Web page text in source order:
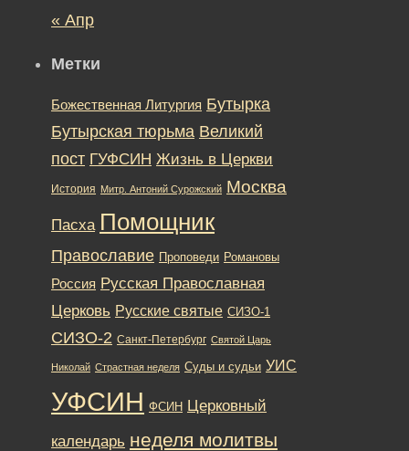
« Апр
Метки
Божественная Литургия Бутырка
Бутырская тюрьма Великий
пост ГУФСИН Жизнь в Церкви
История Митр. Антоний Сурожский Москва
Пасха Помощник
Православие Проповеди Романовы
Россия Русская Православная
Церковь Русские святые СИЗО-1
СИЗО-2 Санкт-Петербург Святой Царь
Николай Страстная неделя Суды и судьи УИС
УФСИН ФСИН Церковный
календарь неделя молитвы